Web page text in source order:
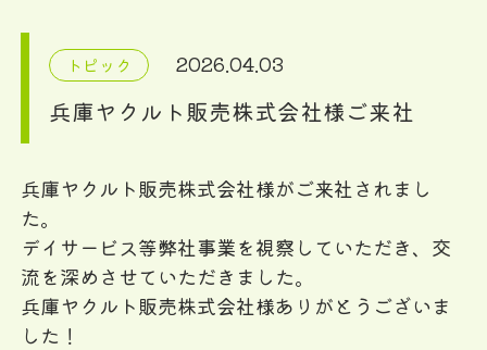
トピック 2026.04.03
兵庫ヤクルト販売株式会社様ご来社
兵庫ヤクルト販売株式会社様がご来社されまし
た。
デイサービス等弊社事業を視察していただき、交
流を深めさせていただきました。
兵庫ヤクルト販売株式会社様ありがとうございま
した！